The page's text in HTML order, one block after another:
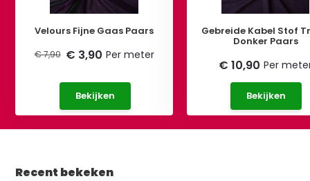
Velours Fijne Gaas Paars
€ 7,90 € 3,90 Per meter
Bekijken
Gebreide Kabel Stof
Donker Paars
€ 10,90 Per
Bekijken
Recent bekeken